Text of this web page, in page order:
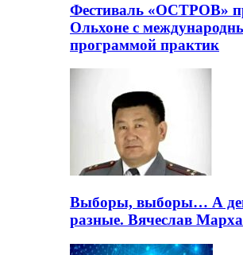
Фестиваль «ОСТРОВ»
Ольхоне с
программой практик
Выборы, выборы… А
разные. Вячеслав